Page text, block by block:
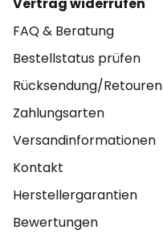
FAQ & Beratung
Bestellstatus prüfen
Rücksendung/Retouren
Zahlungsarten
Versandinformationen
Kontakt
Herstellergarantien
Bewertungen